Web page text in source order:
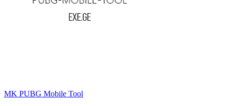
MK PUBG Mobile Tool